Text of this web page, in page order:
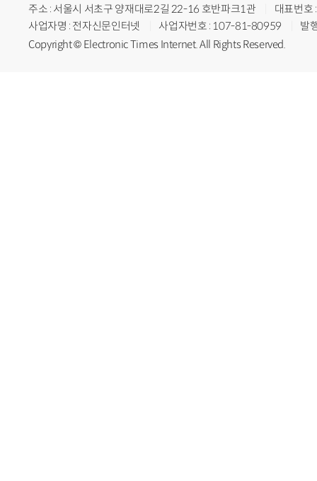
주소 : 서울시 서초구 양재대로2길 22-16 호반파크1관
대표번
사업자명 : 전자신문인터넷
사업자번호 : 107-81-80959
발
Copyright © Electronic Times Internet. All Rights Reserved.